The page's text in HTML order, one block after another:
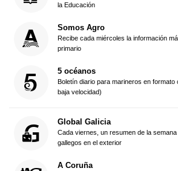
la Educación
Somos Agro
Recibe cada miércoles la información
primario
5 océanos
Boletín diario para marineros en
baja velocidad)
Global Galicia
Cada viernes, un resumen de la
gallegos en el exterior
A Coruña